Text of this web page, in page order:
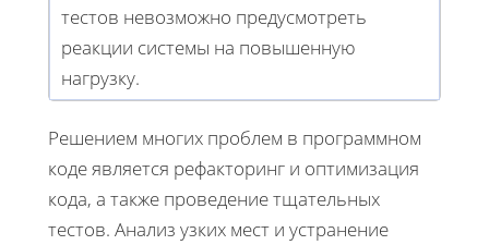
тестов невозможно предусмотреть
реакции системы на повышенную
нагрузку.
Решением многих проблем в программном
коде является рефакторинг и оптимизация
кода, а также проведение тщательных
тестов. Анализ узких мест и устранение